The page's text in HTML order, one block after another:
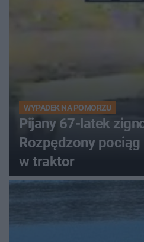
WYPADEK NA POMORZU
Pijany 67-latek
Rozpędzony
w traktor